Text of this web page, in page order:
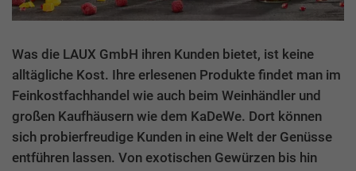
Was die LAUX GmbH ihren Kunden bietet, ist keine
alltägliche Kost. Ihre erlesenen Produkte findet man im
Feinkostfachhandel wie auch beim Weinhändler und
großen Kaufhäusern wie dem KaDeWe. Dort können
sich probierfreudige Kunden in eine Welt der Genüsse
entführen lassen. Von exotischen Gewürzen bis hin